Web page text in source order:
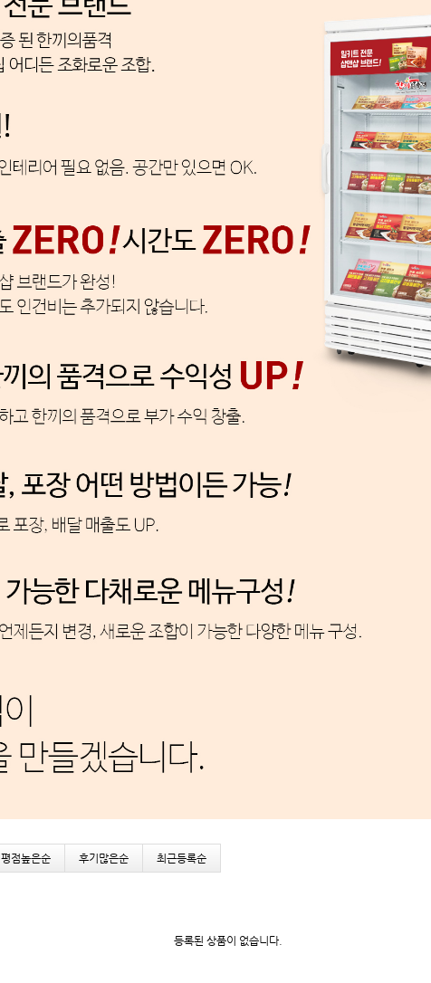
평점높은순 후기많은순 최근등록순
등록된 상품이 없습니다.